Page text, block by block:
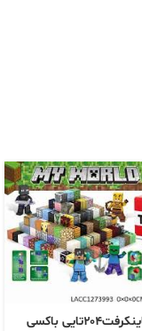
باکسی